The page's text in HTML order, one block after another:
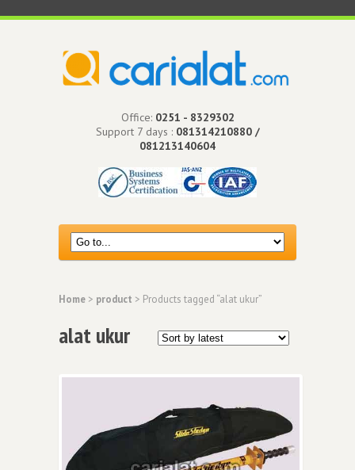
Office: 0251 - 8329302
Support 7 days : 081314210880 /
081213140604
Home > product > Products tagged “alat ukur”
alat ukur